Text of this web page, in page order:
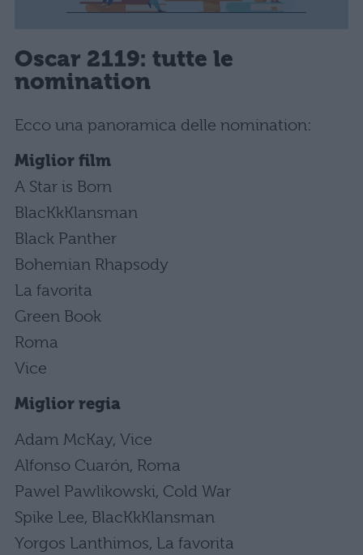
Oscar 2119: tutte le
nomination
Ecco una panoramica delle nomination:
Miglior film
A Star is Born
BlacKkKlansman
Black Panther
Bohemian Rhapsody
La favorita
Green Book
Roma
Vice
Miglior regia
Adam McKay, Vice
Alfonso Cuarón, Roma
Pawel Pawlikowski, Cold War
Spike Lee, BlacKkKlansman
Yorgos Lanthimos, La favorita